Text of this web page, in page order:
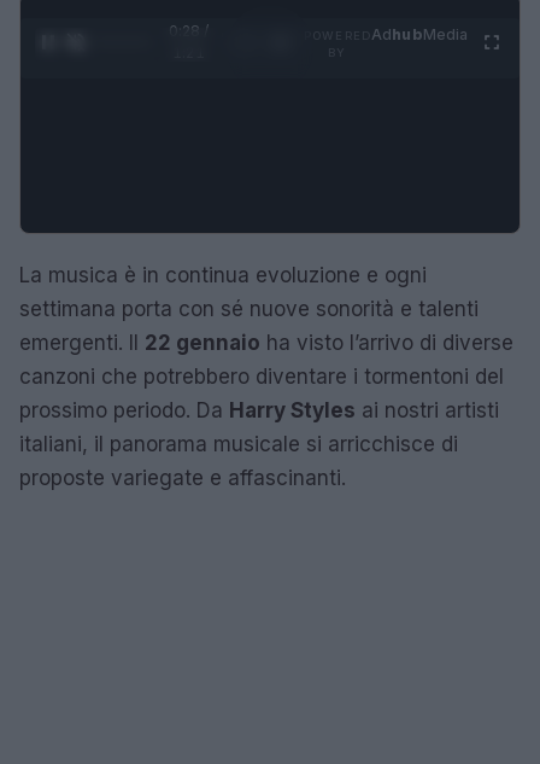
0:29 /
AdhubMedia
La musica è in continua evoluzione e ogni
settimana porta con sé nuove sonorità e talenti
emergenti. Il 22 gennaio ha visto l’arrivo di diverse
canzoni che potrebbero diventare i tormentoni del
prossimo periodo. Da Harry Styles ai nostri artisti
italiani, il panorama musicale si arricchisce di
proposte variegate e affascinanti.